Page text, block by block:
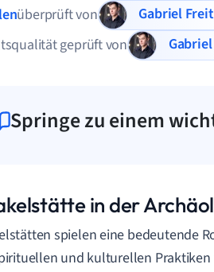
überprüft von
Gabriel
geprüft von
Springe zu einem
in der
spielen eine bedeutende
und kulturellen